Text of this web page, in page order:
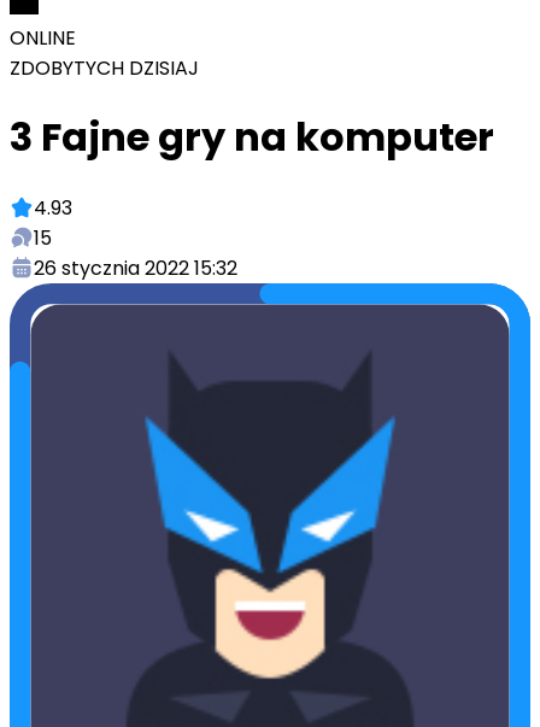
ONLINE
ZDOBYTYCH DZISIAJ
3 Fajne gry na komputer
4.93
15
26 stycznia 2022 15:32